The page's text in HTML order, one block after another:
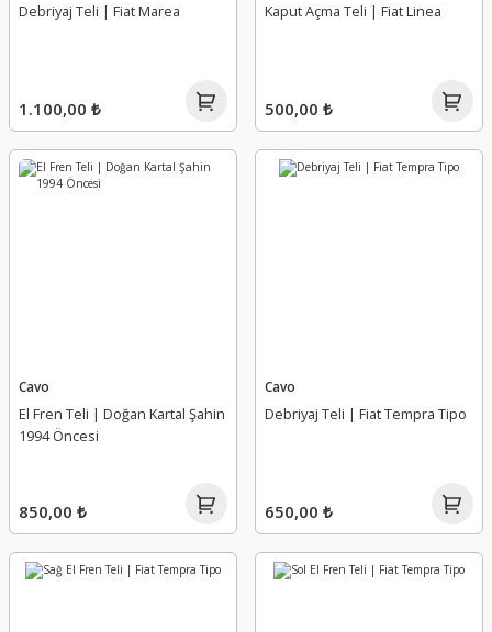
Debriyaj Teli | Fiat Marea
1.100,00 ₺
Kaput Açma Teli | Fiat Linea
500,00 ₺
Cavo
El Fren Teli | Doğan Kartal Şahin
1994 Öncesi
850,00 ₺
Cavo
Debriyaj Teli | Fiat Tempra Tipo
650,00 ₺